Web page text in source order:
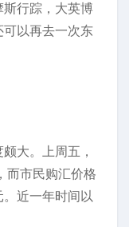
行踪，大英博
以再去一次东
大。上周五，
而市民购汇价格
。近一年时间以